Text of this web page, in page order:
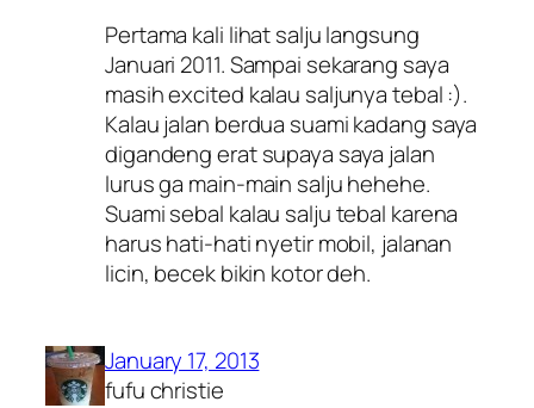
Pertama kali lihat salju langsung
Januari 2011. Sampai sekarang saya
masih excited kalau saljunya tebal :).
Kalau jalan berdua suami kadang saya
digandeng erat supaya saya jalan
lurus ga main-main salju hehehe.
Suami sebal kalau salju tebal karena
harus hati-hati nyetir mobil, jalanan
licin, becek bikin kotor deh.
January 17, 2013
fufu christie